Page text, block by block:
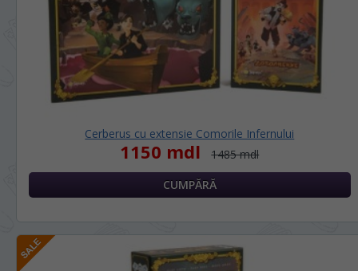
Cerberus cu extensie Comorile Infernului
1150 mdl 1485 mdl